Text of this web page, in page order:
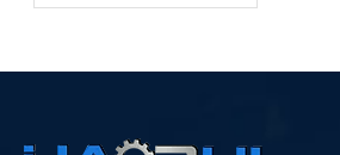
Manufacturing Co.,